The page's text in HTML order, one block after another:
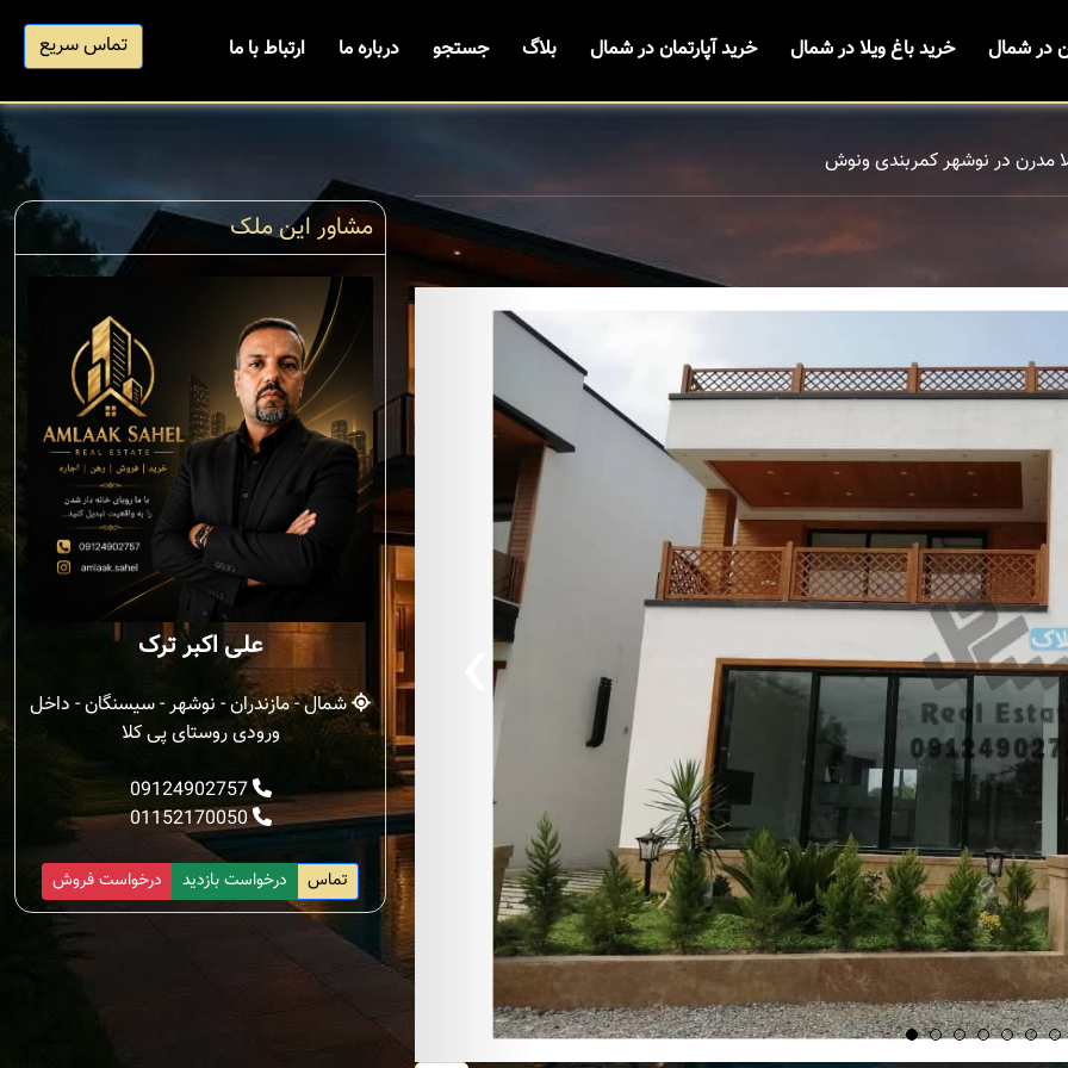
در شمال خرید باغ ویلا در شمال خرید آپارتمان در شمال بلاگ جستجو درباره ما ارتباط با ما تماس سریع
مدرن در نوشهر کمربندی ونوش
مشاور این ملک
علی اکبر ترک
شمال - مازندران - نوشهر - سیسنگان - داخل
ورودی روستای پی کلا
09124902757
01152170050
درخواست فروش درخواست بازدید تماس